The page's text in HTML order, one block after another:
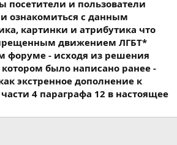
посетители и пользователи
ознакомиться с данным
картинки и атрибутика что
движением ЛГБТ*
форуме - исходя из решения
котором было написано ранее -
экстренное дополнение к
4 параграфа 12 в настоящее